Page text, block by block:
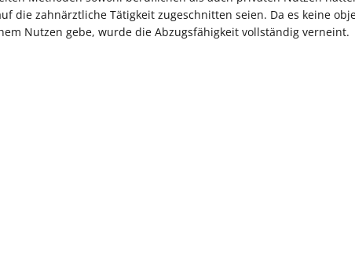
die zahnärztliche Tätigkeit zugeschnitten seien. Da es keine
Nutzen gebe, wurde die Abzugsfähigkeit vollständig verneint.